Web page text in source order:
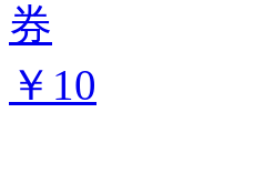
券
￥10